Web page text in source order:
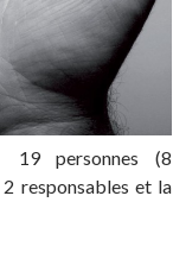
19 personnes (8
2 responsables et la